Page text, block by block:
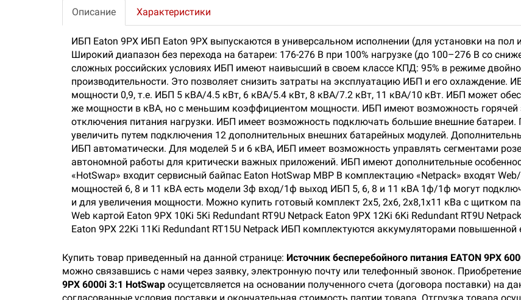
Описание Характеристики
ИБП Eaton 9PX ИБП Eaton 9PX выпускаются в универсальном исполнении (для установки на
Широкий диапазон без перехода на батареи: 176-276 В при 100% нагрузке (до 100–276 В со
сложных российских условиях ИБП имеют наивысший в своем классе КПД: 95% в режиме
производительности. Это позволяет снизить затраты на эксплуатацию ИБП и его
мощности 0,9, т.е. ИБП 5 кВА/4.5 кВт, 6 кВА/5.4 кВт, 8 кВА/7.2 кВт, 11 кВА/10 кВт. ИБП может
же мощности в кВА, но с меньшим коэффициентом мощности. ИБП имеют возможность горячей
отключения питания нагрузки. ИБП имеет возможность подключать большие внешние
увеличить путем подключения 12 дополнительных внешних батарейных модулей.
ИБП автоматически. Для моделей 5 и 6 кВА, ИБП имеет возможность управлять сегментами
автономной работы для критически важных приложений. ИБП имеют дополнительные
«HotSwap» входит сервисный байпас Eaton HotSwap MBP В комплектацию «Netpack» входят
мощностей 6, 8 и 11 кВА есть модели 3ф вход/1ф выход ИБП 5, 6, 8 и 11 кВА 1ф/1ф могут
и для увеличения мощности. Можно купить готовый комплект 2х5, 2х6, 2х8,1х11 кВа с щитком
Web картой Eaton 9PX 10Ki 5Ki Redundant RT9U Netpack Eaton 9PX 12Ki 6Ki Redundant RT9U
Eaton 9PX 22Ki 11Ki Redundant RT15U Netpack ИБП комплектуются аккумуляторами повышенной
Купить товар приведенный на данной странице: Источник бесперебойного питания EATON 9PX
можно связавшись с нами через заявку, электронную почту или телефонный звонок.
9PX 6000i 3:1 HotSwap осущетсвляется на основании полученного счета (договора поставки) на